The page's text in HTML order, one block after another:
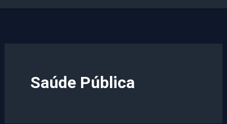
Saúde Pública